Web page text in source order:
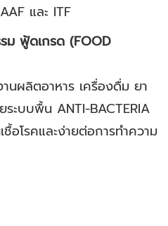
และ ITF
ม ฟู้ดเกรด (FOOD
นผลิตอาหาร เครื่องดื่ม ยา
ระบบพื้น ANTI-BACTERIA
โรคและง่ายต่อการทำความ